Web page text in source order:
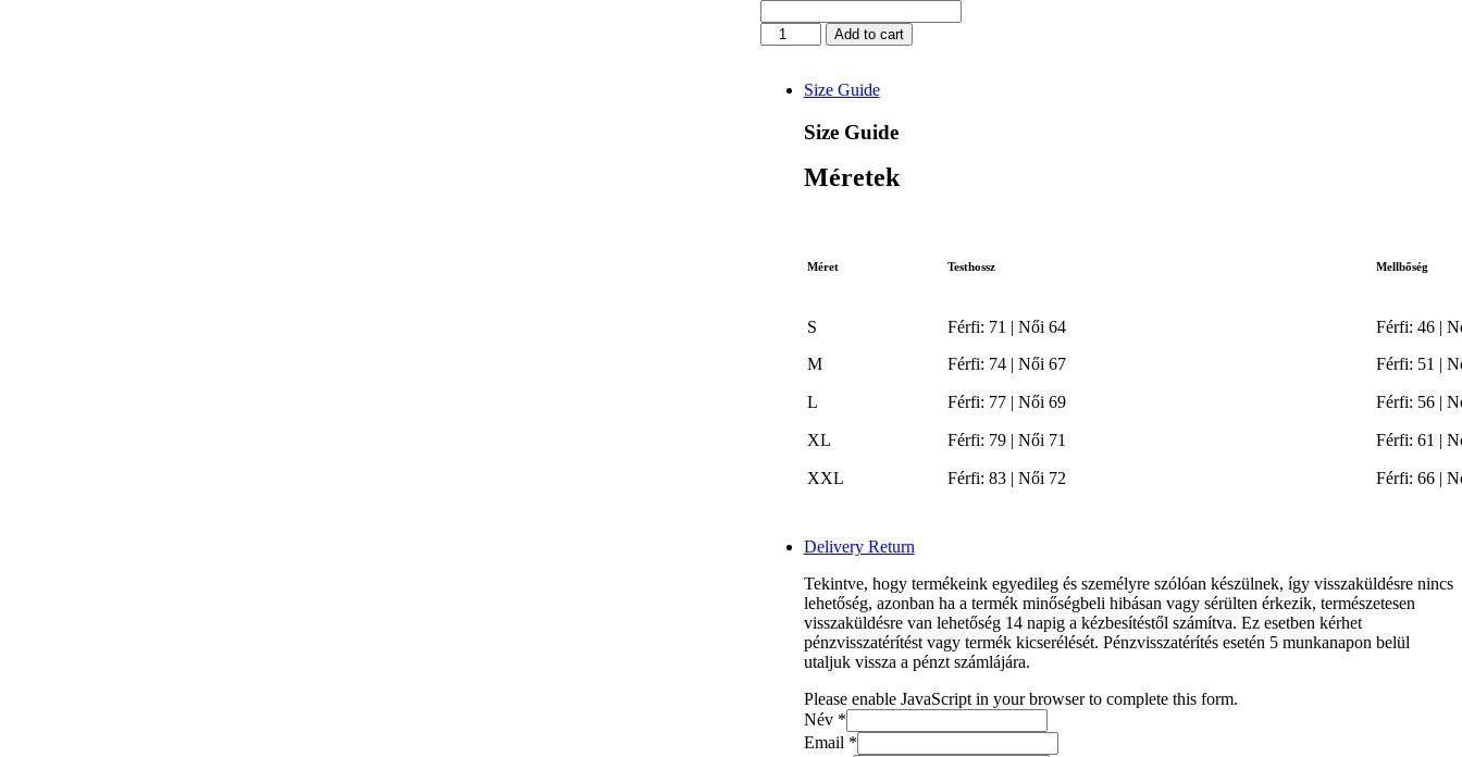
Gravírozható
vágódeszka
quantity
Add to cart
Size Guide
Size Guide
Méretek
Méret Testhossz Mellbőség
S Férfi: 71 | Női 64
Férfi: 46 |
M
Férfi: 74 | Női 67 Férfi: 51 |
L Férfi: 77 | Női 69 Férfi: 56 |
XL Férfi: 79 | Női 71 Férfi: 61 |
XXL Férfi: 83 | Női 72 Férfi: 66 |
Delivery Return
Tekintve, hogy termékeink egyedileg és személyre szólóan készülnek, így visszaküldésre nincs
lehetőség, azonban ha a termék minőségbeli hibásan vagy sérülten érkezik, természetesen
visszaküldésre van lehetőség 14 napig a kézbesítéstől számítva. Ez esetben kérhet
pénzvisszatérítést vagy termék kicserélését. Pénzvisszatérítés esetén 5 munkanapon belül
utaljuk vissza a pénzt számlájára.
Please enable JavaScript in your browser to complete this form.
Név *
Email *